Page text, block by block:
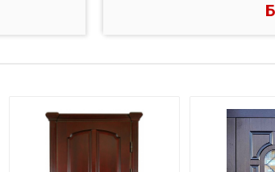
от 600
от 1000